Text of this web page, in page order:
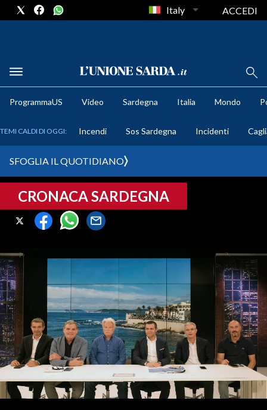
METEO
CRONACA SARDEGNA
CAGLIARI
SULCIS IGLESIENTE
MEDIO CAMPIDANO
ORISTANO E PROVINCIA
SASSARI E PROVINCIA
GALLURA
NUORO E PROVINCIA
OGLIASTRA
AGENDA
Italy ACCEDI
ProgrammaUS Video Sardegna Italia Mondo
TEMI CALDI DI OGGI: Incendi Sos Sardegna Incidenti
SFOGLIA IL QUOTIDIANO
CRONACA SARDEGNA